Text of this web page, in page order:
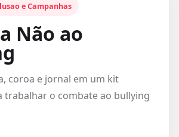
e Campanhas
Não ao
coroa e jornal em um kit
trabalhar o combate ao bullying